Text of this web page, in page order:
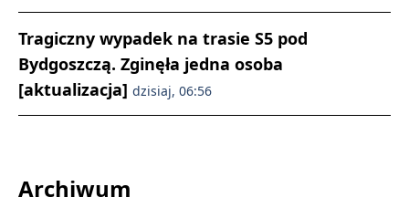
Tragiczny wypadek na trasie S5 pod
Bydgoszczą. Zginęła jedna osoba
[aktualizacja] dzisiaj, 06:56
Archiwum